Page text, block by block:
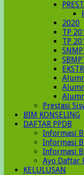
2020
TP
TP
Prestasi
BIM KONSELING
DAFTAR PPDB
Informasi
Informasi
Informasi
Ayo Daftar
KELULUSAN